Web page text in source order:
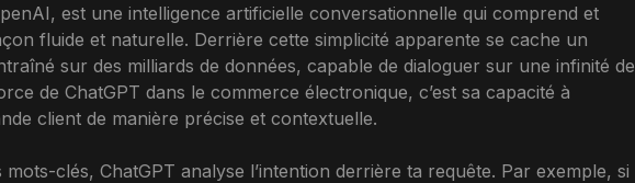
est une intelligence artificielle conversationnelle qui comprend et
fluide et naturelle. Derrière cette simplicité apparente se cache un
sur des milliards de données, capable de dialoguer sur une infinité de
de ChatGPT dans le commerce électronique, c’est sa capacité à
client de manière précise et contextuelle.
clés, ChatGPT analyse l’intention derrière ta requête. Par exemple, si